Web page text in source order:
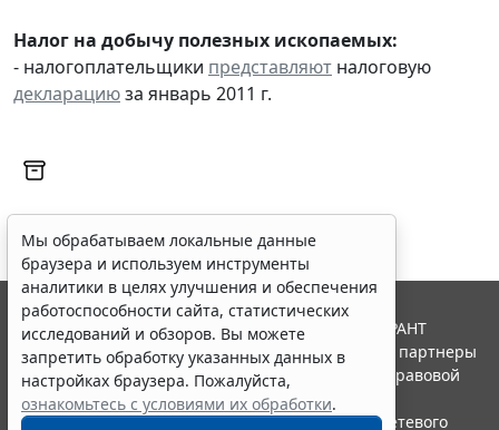
Налог на добычу полезных ископаемых:
- налогоплательщики представляют налоговую
декларациюза январь 2011 г.
Мы обрабатываем локальные данные
браузера и используем инструменты
аналитики в целях улучшения и обеспечения
работоспособности сайта, статистических
исследований и обзоров. Вы можете
запретить обработку указанных данных в
настройках браузера. Пожалуйста,
ознакомьтесь с условиями их обработки.
© ООО "НПП "ГАРАНТ-СЕРВИС", 2026. Система ГАРАНТ
выпускается с 1990 года. Компания "Гарант" и ее партнеры
являются участниками Российской ассоциации правовой
информации ГАРАНТ.
Портал ГАРАНТ.РУ зарегистрирован в качестве сетевого